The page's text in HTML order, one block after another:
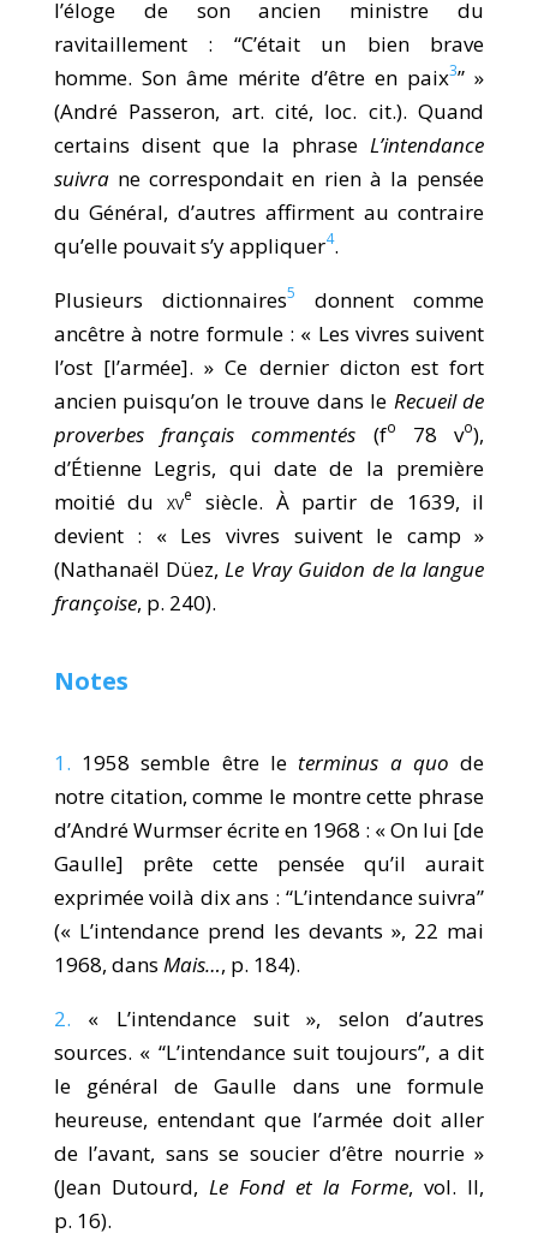
l’éloge de son ancien ministre du
ravitaillement : “C’était un bien brave
homme. Son âme mérite d’être en paix3” »
(André Passeron, art. cité, loc. cit.). Quand
certains disent que la phrase L’intendance
suivrane correspondait en rien à la pensée
du Général, d’autres affirment au contraire
qu’elle pouvait s’y appliquer4.
Plusieurs dictionnaires5
donnent comme
ancêtre à notre formule : « Les vivres suivent
l’ost [l’armée]. » Ce dernier dicton est fort
ancien puisqu’on le trouve dans le Recueil de
proverbes français commentés (fo 78 vo),
d’Étienne Legris, qui date de la première
moitié duxve
siècle. À partir de 1639, il
devient : « Les vivres suivent le camp »
(Nathanaël Düez, Le Vray Guidon de la langue
françoise, p. 240).
Notes
1. 1958 semble être le terminus a quo de
notre citation, comme le montre cette phrase
d’André Wurmser écrite en 1968 : « On lui [de
Gaulle] prête cette pensée qu’il aurait
exprimée voilà dix ans : “L’intendance suivra”
(« L’intendance prend les devants », 22 mai
1968, dans Mais…, p. 184).
2. « L’intendance suit », selon d’autres
sources. « “L’intendance suit toujours”, a dit
le général de Gaulle dans une formule
heureuse, entendant que l’armée doit aller
de l’avant, sans se soucier d’être nourrie »
(Jean Dutourd, Le Fond et la Forme, vol. II,
p. 16).